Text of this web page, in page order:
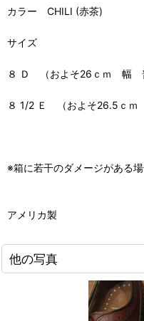
カラー CHILI (赤茶)
サイズ
８ Ｄ （およそ26ｃｍ 幅
８ 1/2 Ｅ （およそ26.5ｃ
※箱に若干のダメージがある場
アメリカ製
他の写真